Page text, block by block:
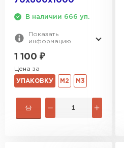
В наличии 666 уп.
Показать
информацию
1 100 ₽
Цена за
УПАКОВКУ М2 М3ПЕРЕЙТИ